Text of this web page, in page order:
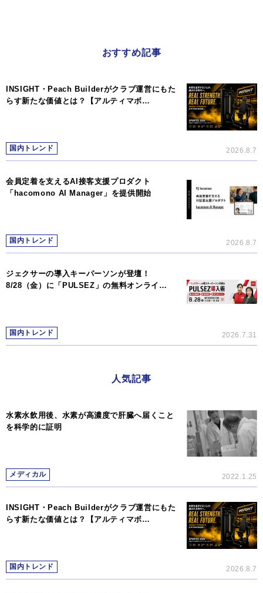
おすすめ記事
INSIGHT・Peach Builderがクラブ運営にもた
らす新たな価値とは？【アルティマボ…
国内トレンド 2026.8.7
会員定着を支えるAI接客支援プロダクト
「hacomono AI Manager」を提供開始
国内トレンド 2026.8.7
ジェクサーの導入キーパーソンが登壇！
8/28（金）に「PULSEZ」の無料オンライ…
国内トレンド 2026.7.31
人気記事
水素水飲用後、水素が高濃度で肝臓へ届くこと
を科学的に証明
メディカル 2022.1.25
INSIGHT・Peach Builderがクラブ運営にもた
らす新たな価値とは？【アルティマボ…
国内トレンド 2026.8.7